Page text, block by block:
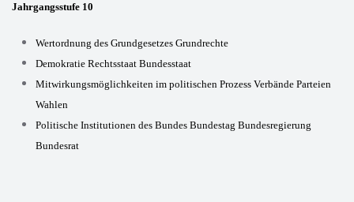
Jahrgangsstufe 10
Wertordnung des Grundgesetzes Grundrechte
Demokratie Rechtsstaat Bundesstaat
Mitwirkungsmöglichkeiten im politischen Prozess Verbände Parteien
Wahlen
Politische Institutionen des Bundes Bundestag Bundesregierung
Bundesrat